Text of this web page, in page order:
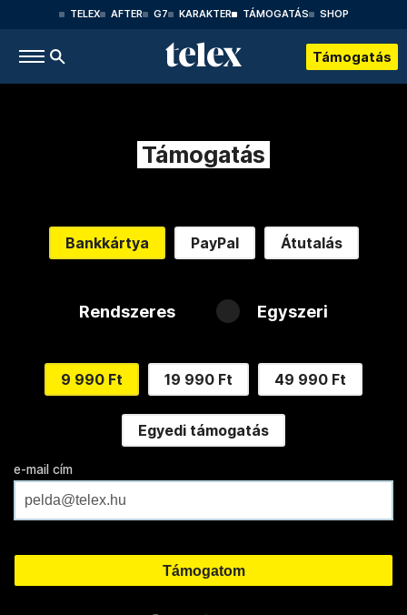
TELEX AFTER G7 KARAKTER TÁMOGATÁS SHOP
Támogatás
Támogatás
Bankkártya PayPal Átutalás
Rendszeres Egyszeri
9 990 Ft 19 990 Ft 49 990 Ft
Egyedi támogatás
e-mail cím